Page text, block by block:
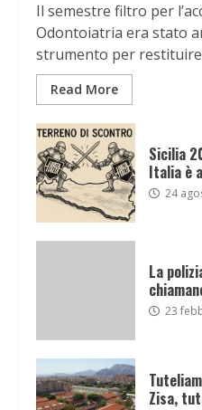
Il semestre filtro per
Odontoiatria era stato
strumento per
Read More
Sicilia
Italia è
24
La
23
Zisa,